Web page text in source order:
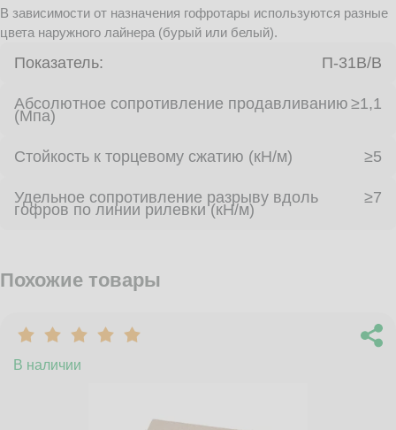
В зависимости от назначения гофротары используются разные
цвета наружного лайнера (бурый или белый).
Показатель: П-31В/B
Абсолютное сопротивление продавливанию
(Мпа)
≥1,1
Стойкость к торцевому сжатию (кН/м) ≥5
Удельное сопротивление разрыву вдоль
гофров по линии рилевки (кН/м)
≥7
Похожие товары
В наличии